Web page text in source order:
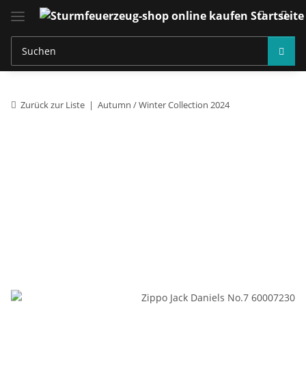
Zurück zur Liste Autumn / Winter Collection 2024